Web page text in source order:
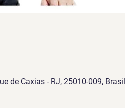
de Caxias - RJ, 25010-009, Brasil